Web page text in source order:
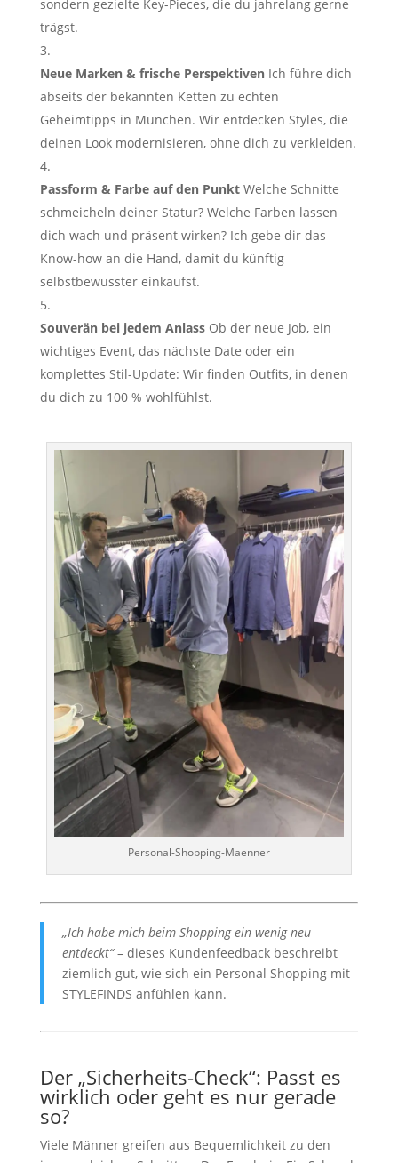
sondern gezielte Key-Pieces, die du jahrelang gerne
trägst.
Neue Marken & frische PerspektivenIch führe dich
abseits der bekannten Ketten zu echten
Geheimtipps in München. Wir entdecken Styles, die
deinen Look modernisieren, ohne dich zu verkleiden.
Passform & Farbe auf den PunktWelche Schnitte
schmeicheln deiner Statur? Welche Farben lassen
dich wach und präsent wirken? Ich gebe dir das
Know-how an die Hand, damit du künftig
selbstbewusster einkaufst.
Souverän bei jedem AnlassOb der neue Job, ein
wichtiges Event, das nächste Date oder ein
komplettes Stil-Update: Wir finden Outfits, in denen
du dich zu 100 % wohlfühlst.
Personal-Shopping-Maenner
„Ich habe mich beim Shopping ein wenig neu
entdeckt“– dieses Kundenfeedback beschreibt
ziemlich gut, wie sich ein Personal Shopping mit
STYLEFINDS anfühlen kann.
Der „Sicherheits-Check“: Passt es
wirklich oder geht es nur gerade
so?
Viele Männer greifen aus Bequemlichkeit zu den